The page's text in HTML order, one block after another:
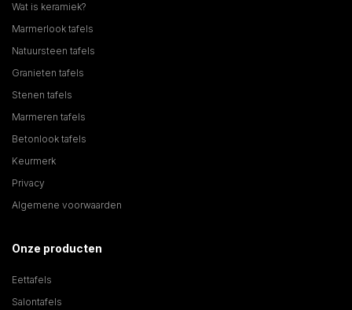
Wat is keramiek?
Marmerlook tafels
Natuursteen tafels
Granieten tafels
Stenen tafels
Marmeren tafels
Betonlook tafels
Keurmerk
Privacy
Algemene voorwaarden
Onze producten
Eettafels
Salontafels